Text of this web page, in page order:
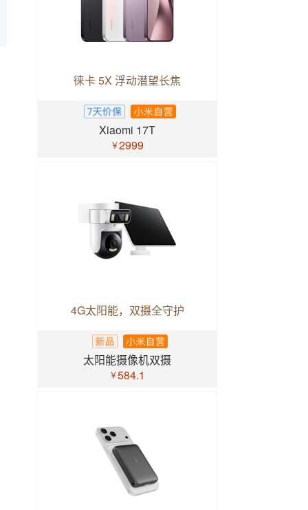
徕卡 5X 浮动潜望长焦
Xiaomi 17T
￥2999
4G太阳能，双摄全守护
太阳能摄像机双摄
￥584.1